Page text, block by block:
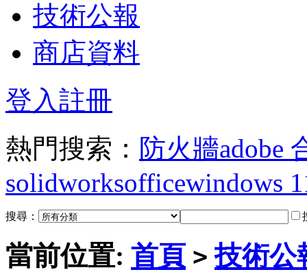
技術公報
商店資料
登入註冊
熱門搜索： 防火牆adobe
solidworksofficewindows
搜尋：
當前位置: 首頁 > 技術公